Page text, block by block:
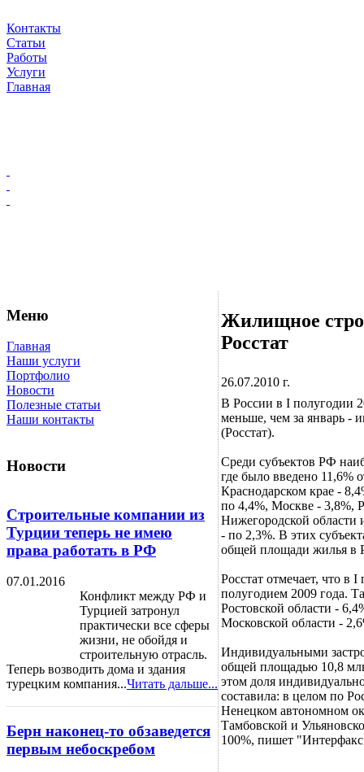
Контакты
Статьи
Работы
Услуги
Главная
Меню
Главная
Наши услуги
Портфолио
Новости
Полезные статьи
Наши контакты
Новости
Строительные компании из
Турции теперь не имею
права работать в РФ
07.01.2016
Конфликт между РФ и
Турцией затронул
практически все сферы
жизни, не обойдя и
строительную отрасль.
Теперь возводить дома и здания
турецким компания...Читать дальше...
Берн наконец-то обзаведется
первым небоскребом
Жилищное
Росстат
26.07.2010 г.
В России в I полугодии
меньше, чем за январь -
(Росстат).
Среди субъектов РФ
где было введено 11,6%
Краснодарском крае -
по 4,4%, Москве - 3,8%,
Нижегородской области
- по 2,3%. В этих
общей площади жилья в
Росстат отмечает, что в
полугодием 2009 года.
Ростовской области -
Московской области -
Индивидуальными
общей площадью 10,8
этом доля
составила: в целом по
Ненецком автономном
Тамбовской и
100%, пишет